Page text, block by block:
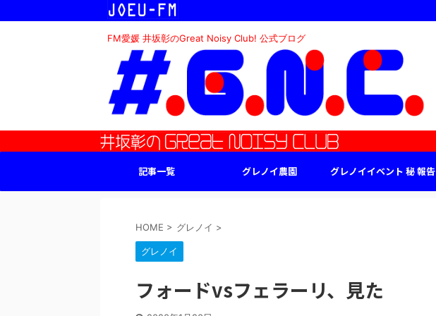
FM愛媛 井坂彰のGreat Noisy Club! 公式ブログ
記事一覧 グレノイ農園 グレノイイベント 秘 報告
HOME > グレノイ >
グレノイ
フォードvsフェラーリ、見た